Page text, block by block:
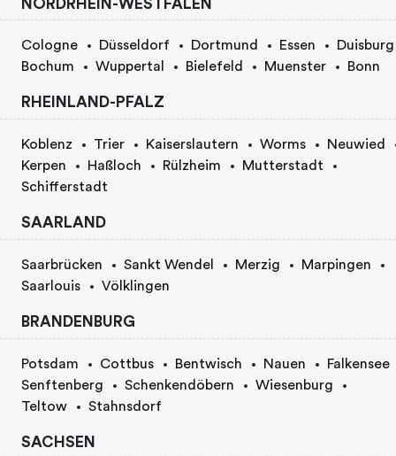
NORDRHEIN-WESTFALEN
Cologne Düsseldorf Dortmund Essen
Duisburg
Bochum
Wuppertal Bielefeld Muenster Bonn
RHEINLAND-PFALZ
Koblenz Trier Kaiserslautern Worms
Neuwied
Kerpen
Haßloch Rülzheim
Mutterstadt
Schifferstadt
SAARLAND
Saarbrücken Sankt Wendel Merzig
Marpingen
Saarlouis
Völklingen
BRANDENBURG
Potsdam Cottbus Bentwisch Nauen
Falkensee
Senftenberg
Schenkendöbern
Wiesenburg
Teltow
Stahnsdorf
SACHSEN